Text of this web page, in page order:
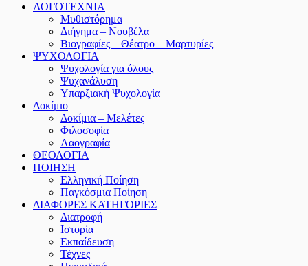
ΛΟΓΟΤΕΧΝΙΑ
Μυθιστόρημα
Διήγημα – Νουβέλα
Βιογραφίες – Θέατρο – Μαρτυρίες
ΨΥΧΟΛΟΓΙΑ
Ψυχολογία για όλους
Ψυχανάλυση
Υπαρξιακή Ψυχολογία
Δοκίμιο
Δοκίμια – Μελέτες
Φιλοσοφία
Λαογραφία
ΘΕΟΛΟΓΙΑ
ΠΟΙΗΣΗ
Ελληνική Ποίηση
Παγκόσμια Ποίηση
ΔΙΑΦΟΡΕΣ ΚΑΤΗΓΟΡΙΕΣ
Διατροφή
Ιστορία
Εκπαίδευση
Τέχνες